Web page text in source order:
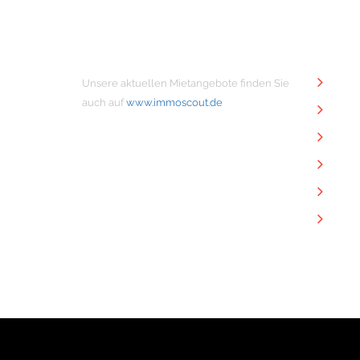
Unsere aktuellen Mietangebote finden Sie
auch auf www.immoscout.de